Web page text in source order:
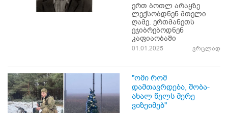
ერთ ბოთლ არაყზე
ლექსობდნენ მთელი
ღამე. ერთმანეთს
ეჯიბრებოდნენ
კაფიაობაში
01.01.2025 ვრცლად
"ომი რომ
დამთავრდება, შობა-
ახალ წელს მერე
ვიზეიმებ"